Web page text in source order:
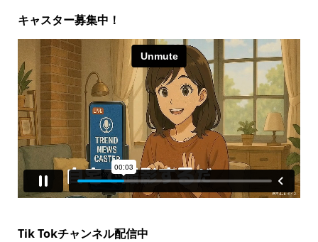
キャスター募集中！
Tik Tokチャンネル配信中